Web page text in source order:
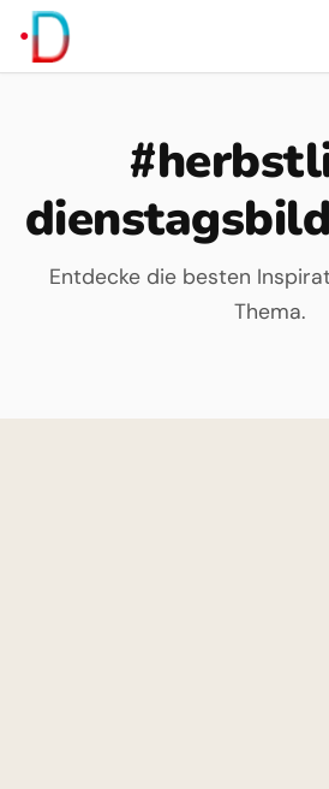
Entdecke die besten
Thema.